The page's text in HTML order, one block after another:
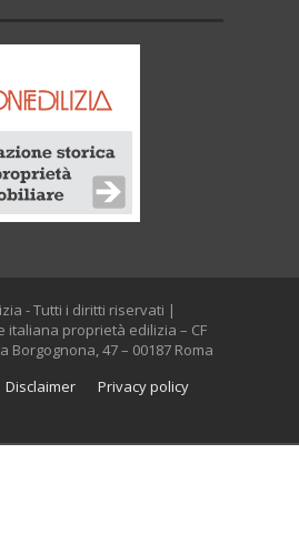
- Tutti i diritti riservati |
italiana proprietà edilizia – CF
Borgognona, 47 – 00187 Roma
Disclaimer
Privacy policy